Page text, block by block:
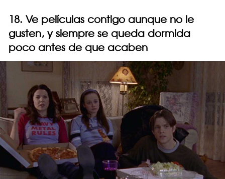
18. Ve películas contigo aunque no le
gusten, y siempre se queda dormida
poco antes de que acaben